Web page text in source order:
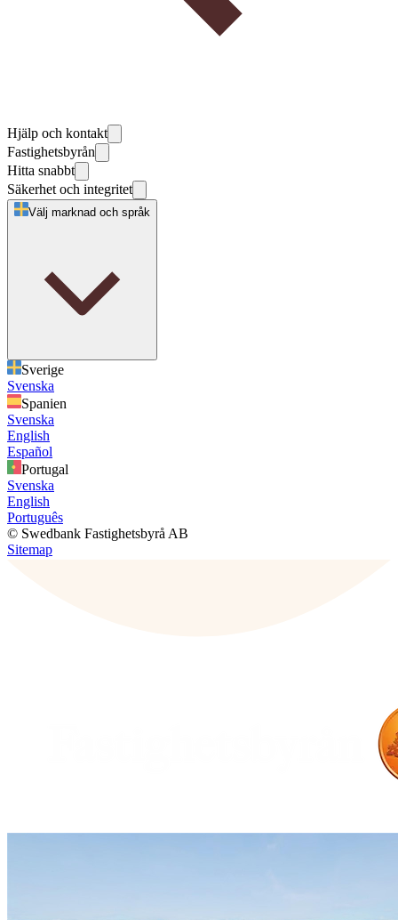
Hjälp och kontakt
Fastighetsbyrån
Hitta snabbt
Säkerhet och integritet
Välj marknad och språk
Sverige
Svenska
Spanien
Svenska
English
Español
Portugal
Svenska
English
Português
© Swedbank Fastighetsbyrå AB
Sitemap